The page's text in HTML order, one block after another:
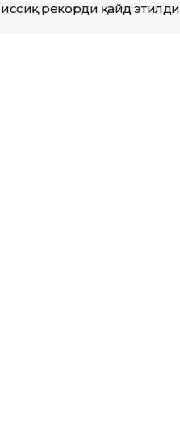
иссиқ рекорди қайд этилди